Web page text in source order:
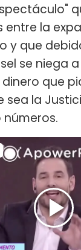
entre la
y que
se niega
que
sea la